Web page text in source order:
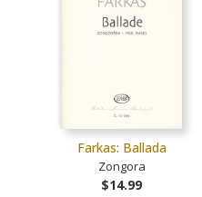
Farkas: Ballada
Zongora
$14.99